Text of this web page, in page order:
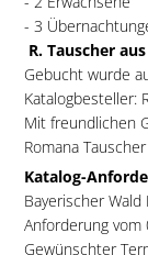
- 3
R. Tauscher
Gebucht wurde
Katalogbesteller:
Mit freundlichen
Romana Tauscher
Katalog-
Bayerischer
Anforderung
Gewünschter